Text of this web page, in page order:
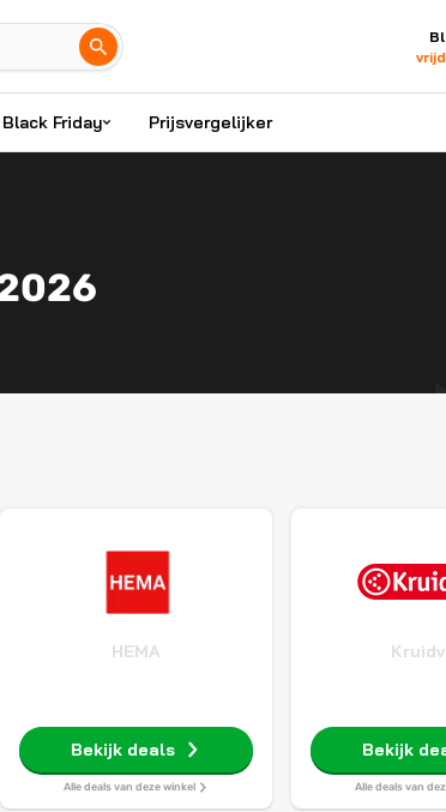
Friday Prijsvergelijker
HEMA
Bekijk deals
Alle deals van deze winkel
Bekijk
Alle deals van